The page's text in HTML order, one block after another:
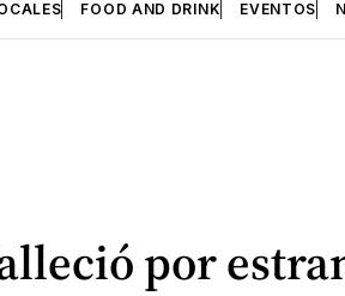
FOOD AND DRINK EVENTOS
por